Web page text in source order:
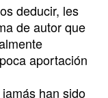
deducir, les
de autor que
aportación
han sido